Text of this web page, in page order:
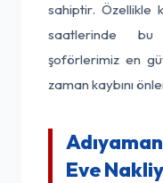
sahiptir. Özellikle
saatlerinde
şoförlerimiz en
zaman kaybını
Eve